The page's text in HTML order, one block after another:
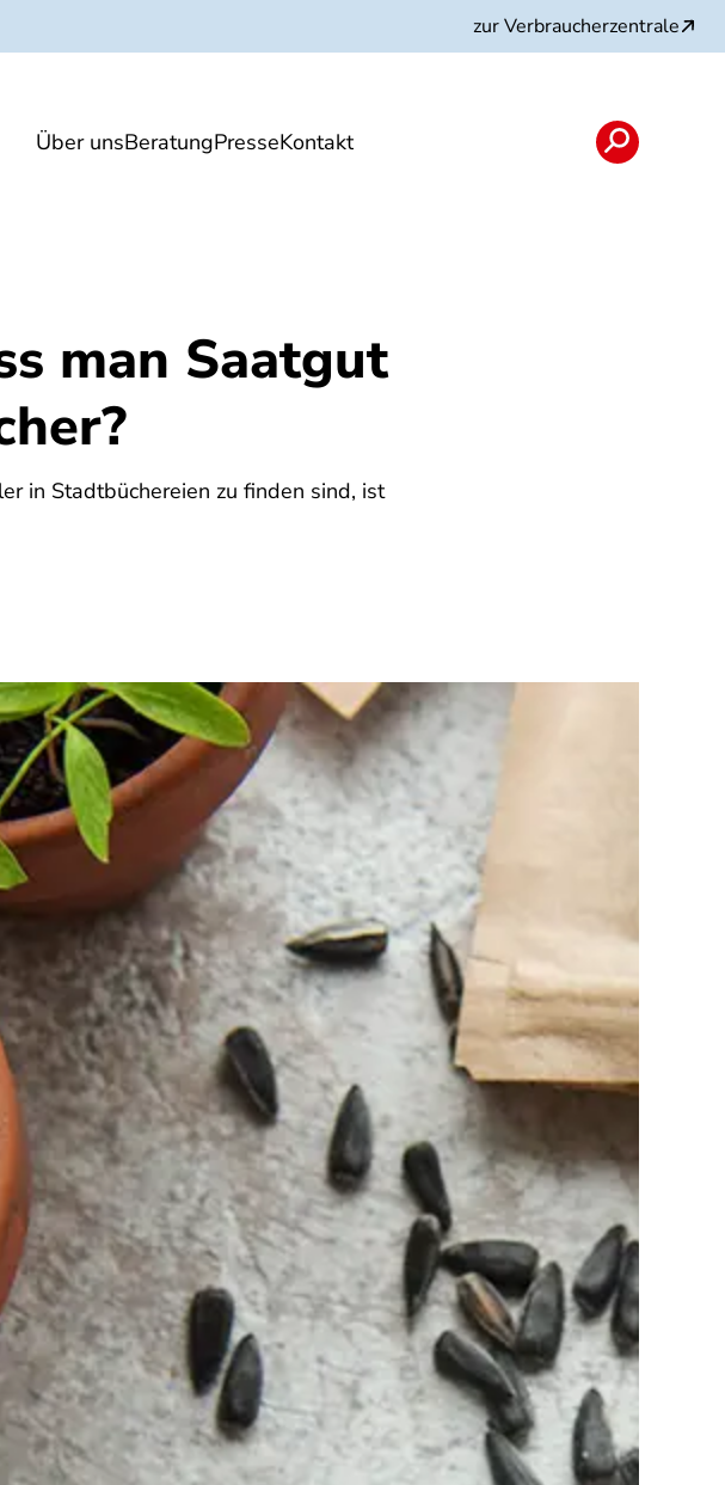
zur Verbraucherzentrale
Über unsBeratungPresseKontakt
Veranstaltungen Angebote
man Saatgut
in Stadtbüchereien zu finden sind, ist